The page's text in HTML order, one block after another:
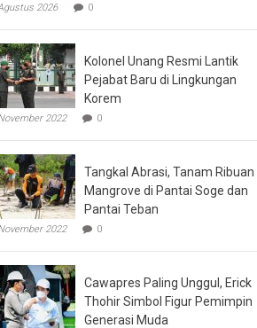
2026 0
Kolonel Unang Resmi Lantik
Pejabat Baru di Lingkungan
Korem
2022 0
Tangkal Abrasi, Tanam Ribuan
Mangrove di Pantai Soge dan
Pantai Teban
2022 0
Cawapres Paling Unggul, Erick
Thohir Simbol Figur Pemimpin
Generasi Muda